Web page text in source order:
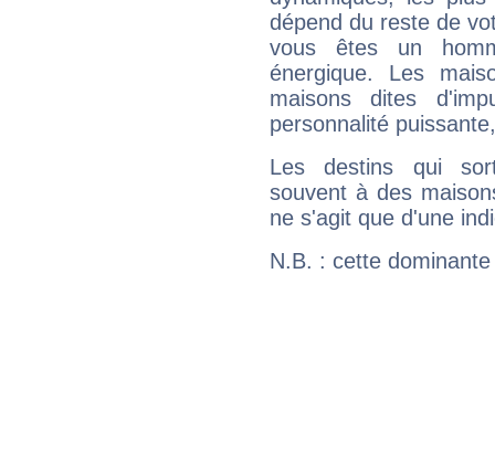
dépend du reste de
vous êtes un
énergique. Les
maisons dites
personnalité
Les destins qui
souvent à des
ne s'agit que d'une
N.B. : cette